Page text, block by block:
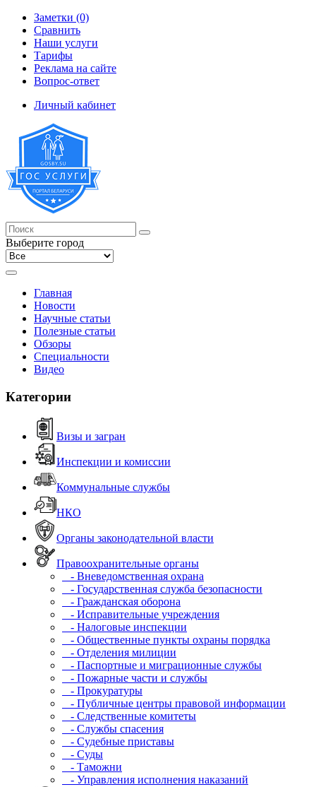
Заметки (0)
Сравнить
Наши услуги
Тарифы
Реклама на сайте
Вопрос-ответ
Личный кабинет
Выберите город
Главная
Новости
Научные статьи
Полезные статьи
Обзоры
Специальности
Видео
Категории
Визы и загран
Инспекции и комиссии
Коммунальные службы
НКО
Органы законодательной власти
Правоохранительные органы
- Вневедомственная охрана
- Государственная служба безопасности
- Гражданская оборона
- Исправительные учреждения
- Налоговые инспекции
- Общественные пункты охраны порядка
- Отделения милиции
- Паспортные и миграционные службы
- Пожарные части и службы
- Прокуратуры
- Публичные центры правовой информации
- Следственные комитеты
- Службы спасения
- Судебные приставы
- Суды
- Таможни
- Управления исполнения наказаний